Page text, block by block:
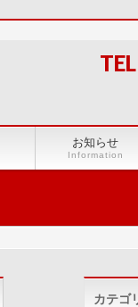
お知らせ
Information
カテゴ